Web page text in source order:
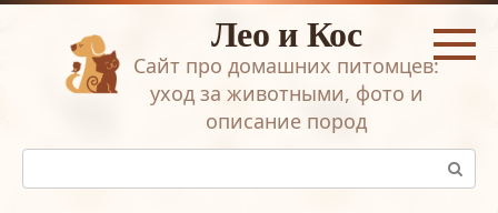
Перейти
Лео и Кос
Сайт про домашних питомцев:
уход за животными, фото и
описание пород
Поиск: